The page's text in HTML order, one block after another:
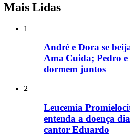
Mais Lidas
1
André e Dora se
Ama Cuida; Pedro
dormem juntos
2
Leucemia
entenda a doença
cantor Eduardo